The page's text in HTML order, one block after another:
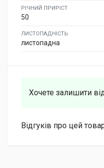
РІЧНИЙ ПРИРІСТ
50
ЛИСТОПАДНІСТЬ
листопадна
Хочете залишити
Відгуків про цей